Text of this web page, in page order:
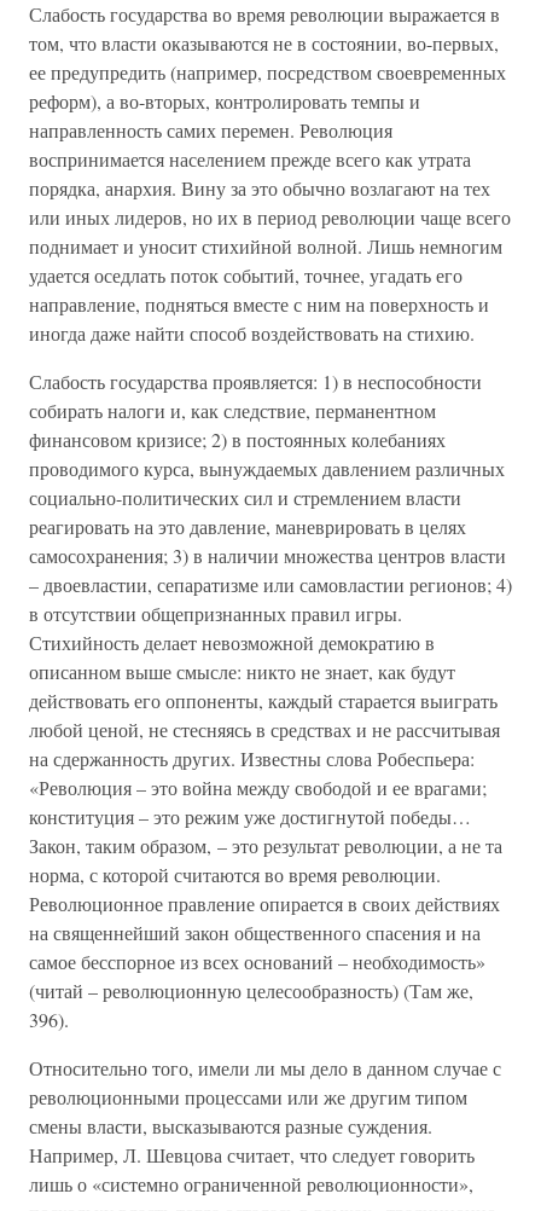
Слабость государства во время революции выражается в
том, что власти оказываются не в состоянии, во-первых,
ее предупредить (например, посредством своевременных
реформ), а во-вторых, контролировать темпы и
направленность самих перемен. Революция
воспринимается населением прежде всего как утрата
порядка, анархия. Вину за это обычно возлагают на тех
или иных лидеров, но их в период революции чаще всего
поднимает и уносит стихийной волной. Лишь немногим
удается оседлать поток событий, точнее, угадать его
направление, подняться вместе с ним на поверхность и
иногда даже найти способ воздействовать на стихию.
Слабость государства проявляется: 1) в неспособности
собирать налоги и, как следствие, перманентном
финансовом кризисе; 2) в постоянных колебаниях
проводимого курса, вынуждаемых давлением различных
социально-политических сил и стремлением власти
реагировать на это давление, маневрировать в целях
самосохранения; 3) в наличии множества центров власти
– двоевластии, сепаратизме или самовластии регионов; 4)
в отсутствии общепризнанных правил игры.
Стихийность делает невозможной демократию в
описанном выше смысле: никто не знает, как будут
действовать его оппоненты, каждый старается выиграть
любой ценой, не стесняясь в средствах и не рассчитывая
на сдержанность других. Известны слова Робеспьера:
«Революция – это война между свободой и ее врагами;
конституция – это режим уже достигнутой победы…
Закон, таким образом, – это результат революции, а не та
норма, с которой считаются во время революции.
Революционное правление опирается в своих действиях
на священнейший закон общественного спасения и на
самое бесспорное из всех оснований – необходимость»
(читай – революционную целесообразность) (Там же,
396).
Относительно того, имели ли мы дело в данном случае с
революционными процессами или же другим типом
смены власти, высказываются разные суждения.
Например, Л. Шевцова считает, что следует говорить
лишь о «системно ограниченной революционности»,